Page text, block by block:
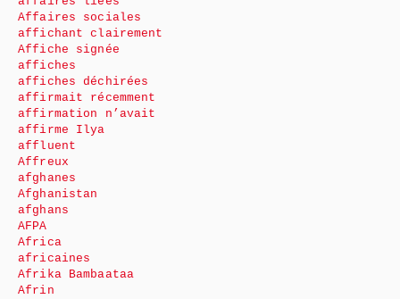
Affaires sociales
affichant clairement
Affiche signée
affiches
affiches déchirées
affirmait récemment
affirmation n’avait
affirme Ilya
affluent
Affreux
afghanes
Afghanistan
afghans
AFPA
Africa
africaines
Afrika Bambaataa
Afrin